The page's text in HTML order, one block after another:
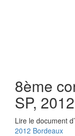
8ème
SP,
Lire le document
2012 Bordeaux